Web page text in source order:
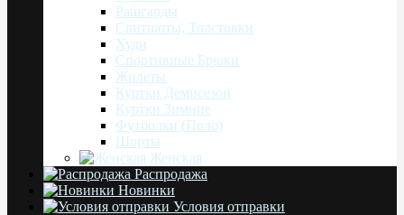
Рашгарды
Свитшоты, Толстовки
Худи
Спортивные Брюки
Жилеты
Куртки Демисезон
Куртки Зимние
Футболки (Поло)
Шорты
Женская
Распродажа
Новинки
Условия отправки